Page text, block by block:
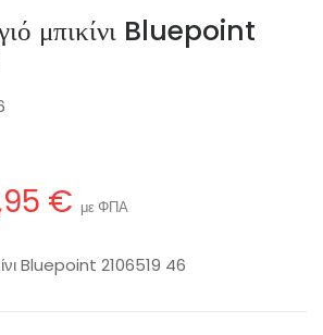
μπικίνι Bluepoint
€ με ΦΠΑ
Bluepoint 2106519 46